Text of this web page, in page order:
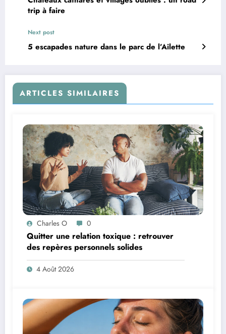
trip à faire
Next post
5 escapades nature dans le parc de l’Ailette
ARTICLES SIMILAIRES
Charles O 0
Quitter une relation toxique : retrouver
des repères personnels solides
4 Août 2026